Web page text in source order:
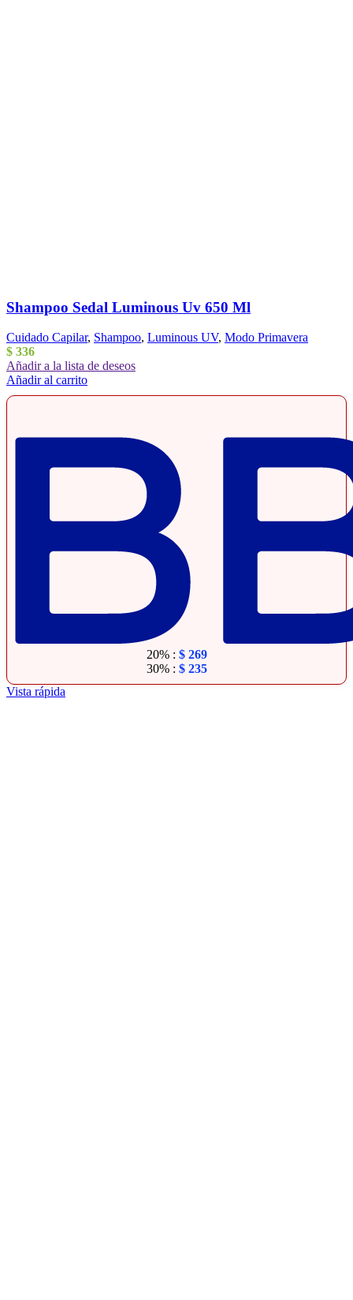
Shampoo Sedal Luminous Uv 650 Ml
Cuidado Capilar, Shampoo, Luminous UV, Modo Primavera
$ 336
Añadir a la lista de deseos
Añadir al carrito
20% : $269
30% : $235
Vista rápida